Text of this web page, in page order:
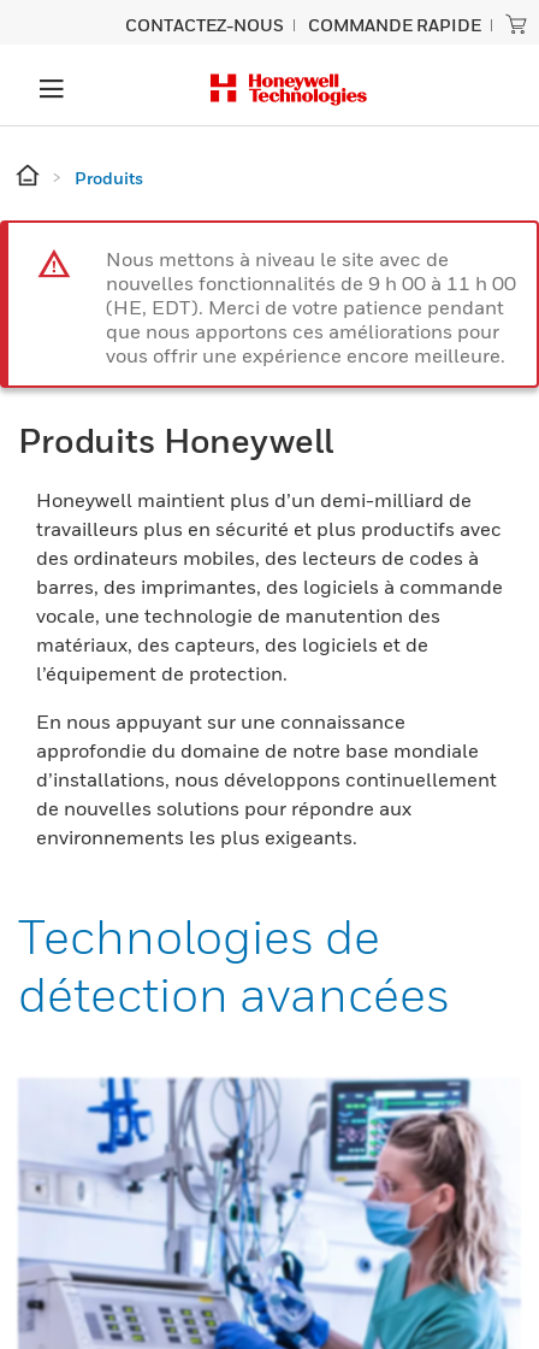
CONTACTEZ-NOUS COMMANDE RAPIDE
Produits
Nous mettons à niveau le site avec de
nouvelles fonctionnalités de 9 h 00 à 11 h 00
(HE, EDT). Merci de votre patience pendant
que nous apportons ces améliorations pour
vous offrir une expérience encore meilleure.
Produits Honeywell
Honeywell maintient plus d’un demi-milliard de
travailleurs plus en sécurité et plus productifs avec
des ordinateurs mobiles, des lecteurs de codes à
barres, des imprimantes, des logiciels à commande
vocale, une technologie de manutention des
matériaux, des capteurs, des logiciels et de
l’équipement de protection.
En nous appuyant sur une connaissance
approfondie du domaine de notre base mondiale
d’installations, nous développons continuellement
de nouvelles solutions pour répondre aux
environnements les plus exigeants.
Technologies de
détection avancées